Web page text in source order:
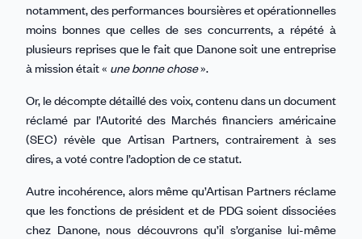
notamment, des performances boursières et opérationnelles
moins bonnes que celles de ses concurrents, a répété à
plusieurs reprises que le fait que Danone soit une entreprise
à mission était « une bonne chose».
Or, le décompte détaillé des voix, contenu dans un document
réclamé par l’Autorité des Marchés financiers américaine
(SEC) révèle que Artisan Partners, contrairement à ses
dires, a voté contre l’adoption de ce statut.
Autre incohérence, alors même qu’Artisan Partners réclame
que les fonctions de président et de PDG soient dissociées
chez Danone, nous découvrons qu’il s’organise lui-même